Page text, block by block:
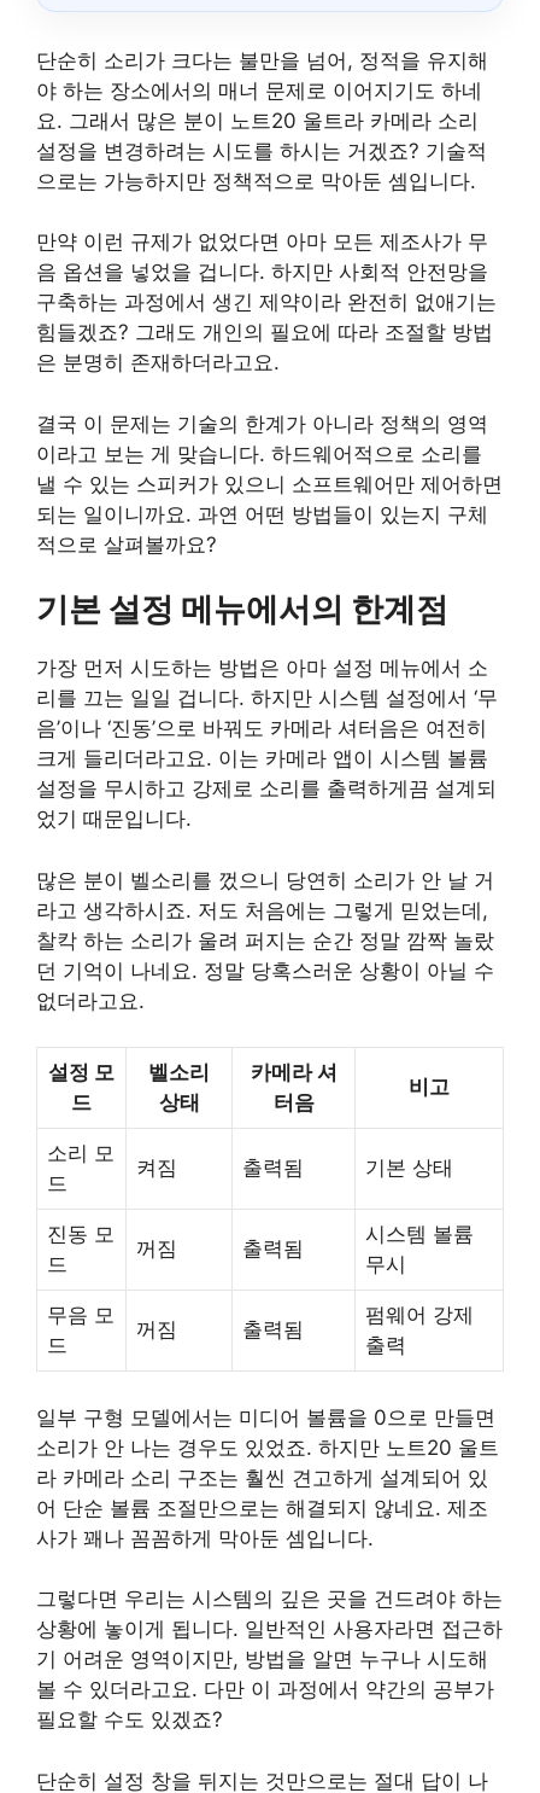
단순히 소리가 크다는 불만을 넘어, 정적을 유지해
야 하는 장소에서의 매너 문제로 이어지기도 하네
요. 그래서 많은 분이 노트20 울트라 카메라 소리
설정을 변경하려는 시도를 하시는 거겠죠? 기술적
으로는 가능하지만 정책적으로 막아둔 셈입니다.
만약 이런 규제가 없었다면 아마 모든 제조사가 무
음 옵션을 넣었을 겁니다. 하지만 사회적 안전망을
구축하는 과정에서 생긴 제약이라 완전히 없애기는
힘들겠죠? 그래도 개인의 필요에 따라 조절할 방법
은 분명히 존재하더라고요.
결국 이 문제는 기술의 한계가 아니라 정책의 영역
이라고 보는 게 맞습니다. 하드웨어적으로 소리를
낼 수 있는 스피커가 있으니 소프트웨어만 제어하면
되는 일이니까요. 과연 어떤 방법들이 있는지 구체
적으로 살펴볼까요?
기본 설정 메뉴에서의 한계점
가장 먼저 시도하는 방법은 아마 설정 메뉴에서 소
리를 끄는 일일 겁니다. 하지만 시스템 설정에서 ‘무
음’이나 ‘진동’으로 바꿔도 카메라 셔터음은 여전히
크게 들리더라고요. 이는 카메라 앱이 시스템 볼륨
설정을 무시하고 강제로 소리를 출력하게끔 설계되
었기 때문입니다.
많은 분이 벨소리를 껐으니 당연히 소리가 안 날 거
라고 생각하시죠. 저도 처음에는 그렇게 믿었는데,
찰칵 하는 소리가 울려 퍼지는 순간 정말 깜짝 놀랐
던 기억이 나네요. 정말 당혹스러운 상황이 아닐 수
없더라고요.
설정 모
드
벨소리
상태
카메라 셔
터음
비고
소리 모
드
켜짐 출력됨 기본 상태
진동 모
드
꺼짐 출력됨
시스템 볼륨
무시
무음 모
드
꺼짐 출력됨
펌웨어 강제
출력
일부 구형 모델에서는 미디어 볼륨을 0으로 만들면
소리가 안 나는 경우도 있었죠. 하지만 노트20 울트
라 카메라 소리 구조는 훨씬 견고하게 설계되어 있
어 단순 볼륨 조절만으로는 해결되지 않네요. 제조
사가 꽤나 꼼꼼하게 막아둔 셈입니다.
그렇다면 우리는 시스템의 깊은 곳을 건드려야 하는
상황에 놓이게 됩니다. 일반적인 사용자라면 접근하
기 어려운 영역이지만, 방법을 알면 누구나 시도해
볼 수 있더라고요. 다만 이 과정에서 약간의 공부가
필요할 수도 있겠죠?
단순히 설정 창을 뒤지는 것만으로는 절대 답이 나